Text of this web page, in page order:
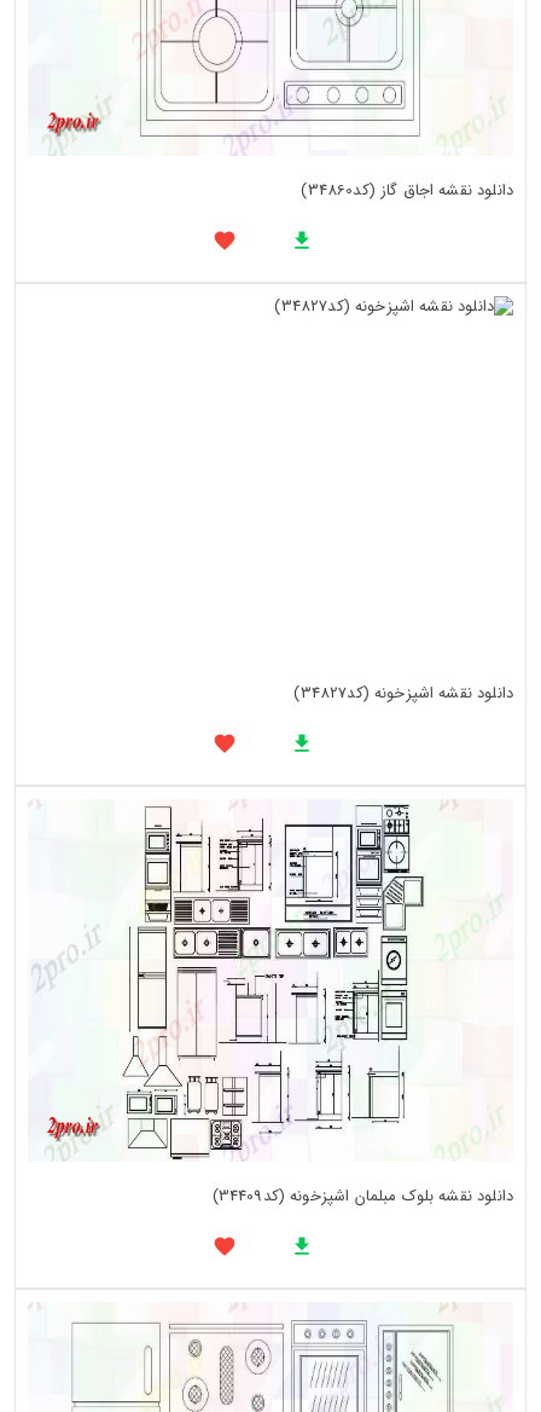
دانلود نقشه اجاق گاز (کد34860)
دانلود نقشه اشپزخونه (کد34827)
دانلود نقشه بلوک مبلمان اشپزخونه (کد34409)